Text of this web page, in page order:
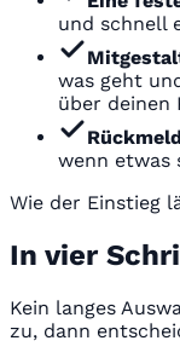
und schnell
was geht
über deinen
wenn etwas
Wie der Einstieg
In vier
Kein langes
zu, dann